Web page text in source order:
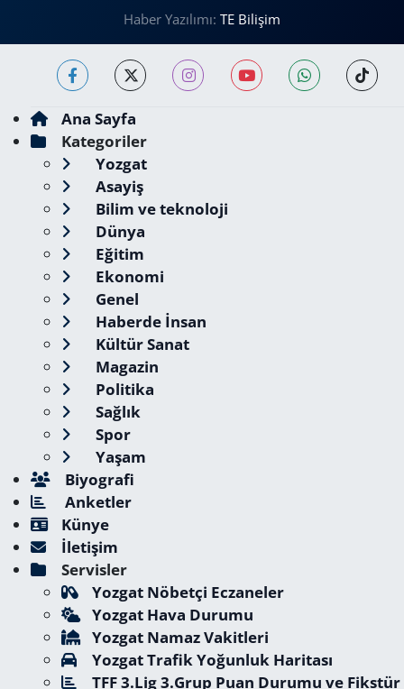
Haber Yazılımı: TE Bilişim
Ana Sayfa
Kategoriler
Yozgat
Asayiş
Bilim ve teknoloji
Dünya
Eğitim
Ekonomi
Genel
Haberde İnsan
Kültür Sanat
Magazin
Politika
Sağlık
Spor
Yaşam
Biyografi
Anketler
Künye
İletişim
Servisler
Yozgat Nöbetçi Eczaneler
Yozgat Hava Durumu
Yozgat Namaz Vakitleri
Yozgat Trafik Yoğunluk Haritası
TFF 3.Lig 3.Grup Puan Durumu ve Fikstür